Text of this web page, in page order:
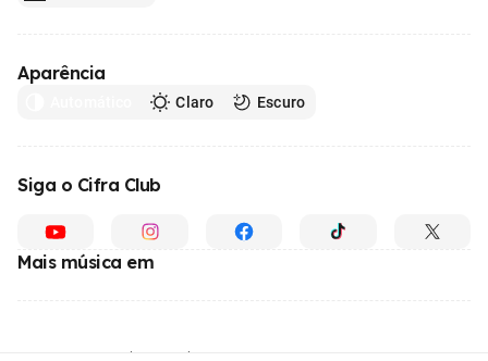
Aparência
Claro Escuro
Siga o Cifra Club
Mais música em